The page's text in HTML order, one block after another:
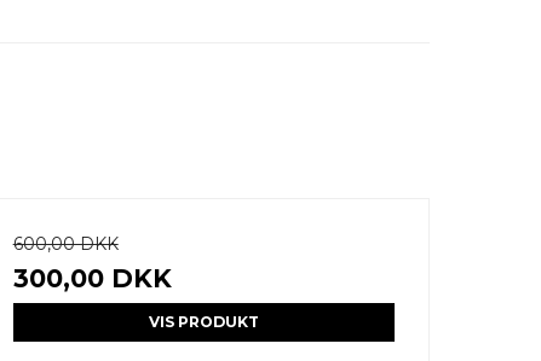
600,00 DKK
300,00 DKK
VIS PRODUKT